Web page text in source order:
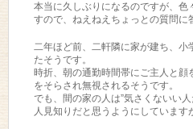
本当に久しぶりになるのですが、色
すので、ねえねえちょっとの質問に
二年ほど前、二軒隣に家が建ち、小
たそうです。
時折、朝の通勤時間帯にご主人と顔
をそらされ無視されるそうです。
でも、間の家の人は”気さくないい人
人見知りだと思うようにしています